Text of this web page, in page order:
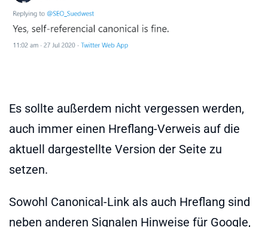
Es sollte außerdem nicht vergessen werden,
auch immer einen Hreflang-Verweis auf die
aktuell dargestellte Version der Seite zu
setzen.
Sowohl Canonical-Link als auch Hreflang sind
neben anderen Signalen Hinweise für Google,